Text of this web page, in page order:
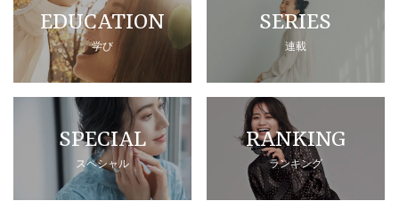
EDUCATION
学び
SERIES
連載
SPECIAL
スペシャル
RANKING
ランキング